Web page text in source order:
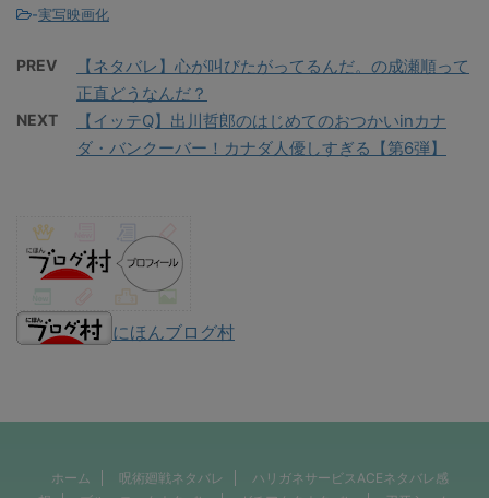
-実写映画化
PREV
【ネタバレ】心が叫びたがってるんだ。の成瀬順って
正直どうなんだ？
NEXT
【イッテQ】出川哲郎のはじめてのおつかいinカナ
ダ・バンクーバー！カナダ人優しすぎる【第6弾】
にほんブログ村
ホーム 呪術廻戦ネタバレ
ハリガネサービスACEネタバレ感